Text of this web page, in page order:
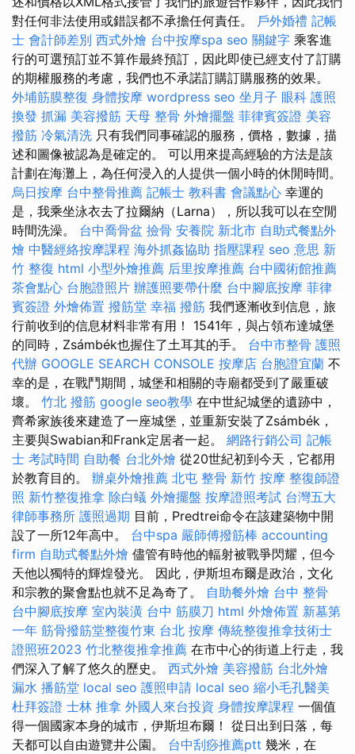
對任何非法使用或錯誤都不承擔任何責任。 戶外婚禮 記帳
士 會計師差別 西式外燴 台中按摩spa seo 關鍵字 乘客進
行的可選預訂並不算作最終預訂，因此即使已經支付了訂購
的期權服務的考慮，我們也不承諾訂購訂購服務的效果。
外埔筋膜整復 身體按摩 wordpress seo 坐月子 眼科 護照
換發 抓漏 美容撥筋 天母 整骨 外燴擺盤 菲律賓簽證 美容
撥筋 冷氣清洗 只有我們同事確認的服務，價格，數據，描
述和圖像被認為是確定的。 可以用來提高經驗的方法是該
計劃在海灘上，為任何浸入的人提供一個小時的休閒時間。
烏日按摩 台中整骨推薦 記帳士 教科書 會議點心 幸運的
是，我乘坐泳衣去了拉爾納（Larna），所以我可以在空閒
時間洗澡。 台中喬骨盆 撿骨 安養院 新北市 自助式餐點外
燴 中醫經絡按摩課程 海外抓姦協助 指壓課程 seo 意思 新
竹 整復 html 小型外燴推薦 后里按摩推薦 台中國術館推薦
茶會點心 台胞證照片 辦護照要帶什麼 台中腳底按摩 菲律
賓簽證 外燴佈置 撥筋堂 幸福 撥筋 我們逐漸收到信息，旅
行前收到的信息材料非常有用！ 1541年，與占領布達城堡
的同時，Zsámbék也握住了土耳其的手。 台中市整骨 護照
代辦 GOOGLE SEARCH CONSOLE 按摩店 台胞證宜蘭 不
幸的是，在戰鬥期間，城堡和相關的寺廟都受到了嚴重破
壞。 竹北 撥筋 google seo教學 在中世紀城堡的遺跡中，
齊希家族後來建造了一座城堡，並重新安裝了Zsámbék，
主要與Swabian和Frank定居者一起。 網路行銷公司 記帳
士 考試時間 自助餐 台北外燴 從20世紀初到今天，它都用
於教育目的。 辦桌外燴推薦 北屯 整骨 新竹 按摩 整復師證
照 新竹整復推拿 除白蟻 外燴擺盤 按摩證照考試 台灣五大
律師事務所 護照過期 目前，Predtrei命令在該建築物中開
設了一所12年高中。 台中spa 嚴師傅撥筋棒 accounting
firm 自助式餐點外燴 儘管有時他的輻射被戰爭閃耀，但今
天他以獨特的輝煌發光。 因此，伊斯坦布爾是政治，文化
和宗教的聚會點也就不足為奇了。 自助餐外燴 台中 整骨
台中腳底按摩 室內裝潢 台中 筋膜刀 html 外燴佈置 新墓第
一年 筋骨撥筋堂整復竹東 台北 按摩 傳統整復推拿技術士
證照班2023 竹北整復推拿推薦 在市中心的街道上行走，我
們深入了解了悠久的歷史。 西式外燴 美容撥筋 台北外燴
漏水 播筋堂 local seo 護照申請 local seo 縮小毛孔醫美
杜拜簽證 士林 推拿 外國人來台投資 身體按摩課程 一個值
得一個國家本身的城市，伊斯坦布爾！ 從日出到日落，每
天都可以自由遊覽井公園。 台中刮痧推薦ptt 幾米，在